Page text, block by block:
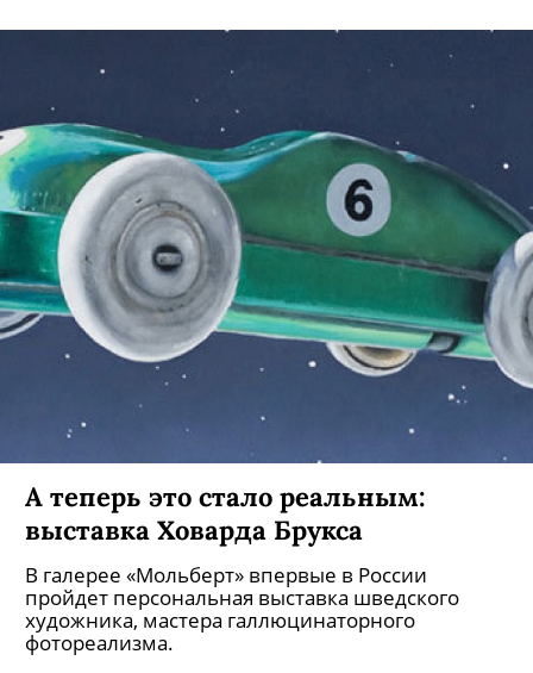
А теперь это стало реальным:
выставка Ховарда Брукса
В галерее «Мольберт» впервые в России
пройдет персональная выставка шведского
художника, мастера галлюцинаторного
фотореализма.